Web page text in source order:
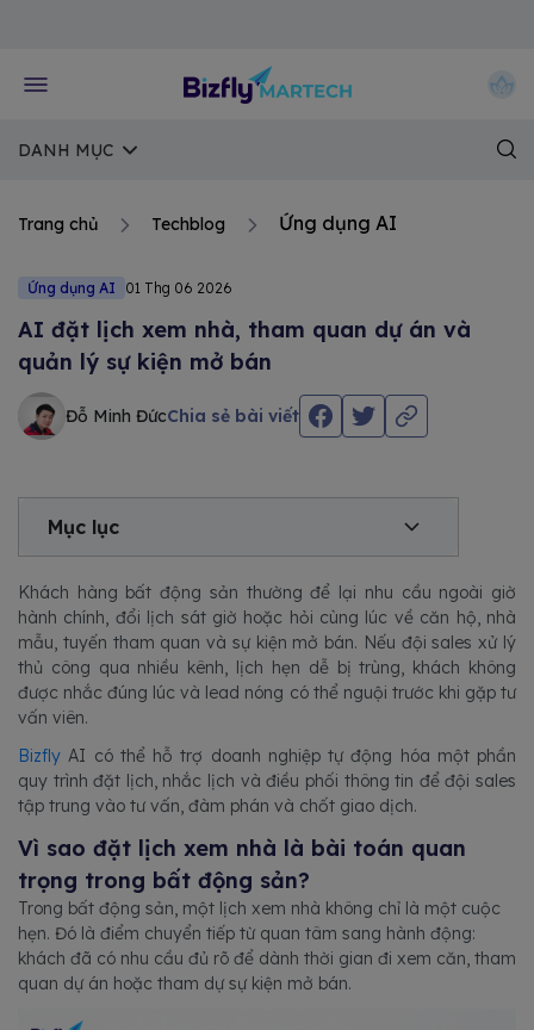
DANH MỤC
Trang chủ Techblog Ứng dụng AI
Ứng dụng AI 01 Thg 06 2026
AI đặt lịch xem nhà, tham quan dự án và
quản lý sự kiện mở bán
Đỗ Minh ĐứcChia sẻ bài viết
Mục lục
Khách hàng bất động sản thường để lại nhu cầu ngoài giờ
hành chính, đổi lịch sát giờ hoặc hỏi cùng lúc về căn hộ, nhà
mẫu, tuyến tham quan và sự kiện mở bán. Nếu đội sales xử lý
thủ công qua nhiều kênh, lịch hẹn dễ bị trùng, khách không
được nhắc đúng lúc và lead nóng có thể nguội trước khi gặp tư
vấn viên.
Bizfly AI có thể hỗ trợ doanh nghiệp tự động hóa một phần
quy trình đặt lịch, nhắc lịch và điều phối thông tin để đội sales
tập trung vào tư vấn, đàm phán và chốt giao dịch.
Vì sao đặt lịch xem nhà là bài toán quan
trọng trong bất động sản?
Trong bất động sản, một lịch xem nhà không chỉ là một cuộc
hẹn. Đó là điểm chuyển tiếp từ quan tâm sang hành động:
khách đã có nhu cầu đủ rõ để dành thời gian đi xem căn, tham
quan dự án hoặc tham dự sự kiện mở bán.